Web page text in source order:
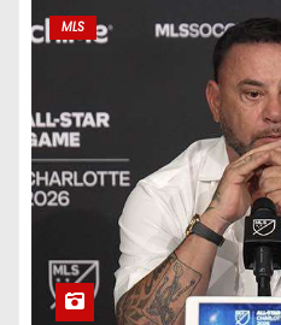
MLS